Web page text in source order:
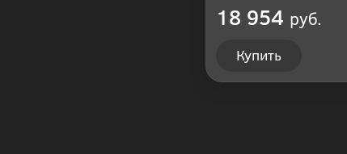
18 954 руб.
Купить